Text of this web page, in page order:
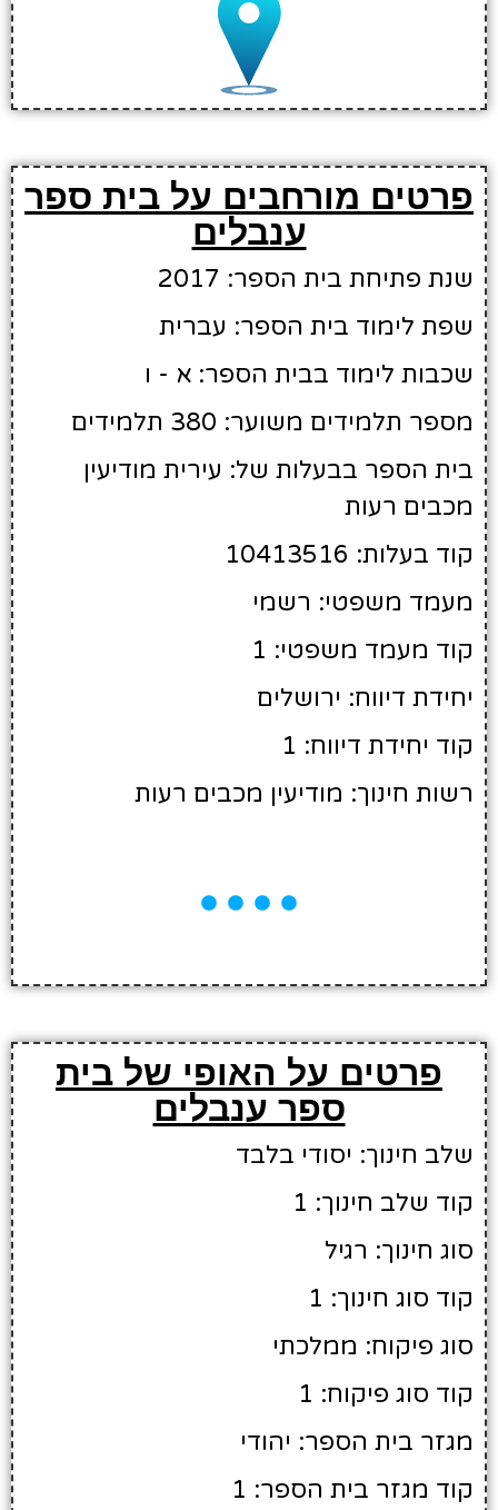
פרטים מורחבים על בית ספר
ענבלים
שנת פתיחת בית הספר: 2017
שפת לימוד בית הספר: עברית
שכבות לימוד בבית הספר: א - ו
מספר תלמידים משוער: 380 תלמידים
בית הספר בבעלות של: עירית מודיעין
מכבים רעות
קוד בעלות: 10413516
מעמד משפטי: רשמי
קוד מעמד משפטי: 1
יחידת דיווח: ירושלים
קוד יחידת דיווח: 1
רשות חינוך: מודיעין מכבים רעות
פרטים על האופי של בית
ספר ענבלים
שלב חינוך: יסודי בלבד
קוד שלב חינוך: 1
סוג חינוך: רגיל
קוד סוג חינוך: 1
סוג פיקוח: ממלכתי
קוד סוג פיקוח: 1
מגזר בית הספר: יהודי
קוד מגזר בית הספר: 1